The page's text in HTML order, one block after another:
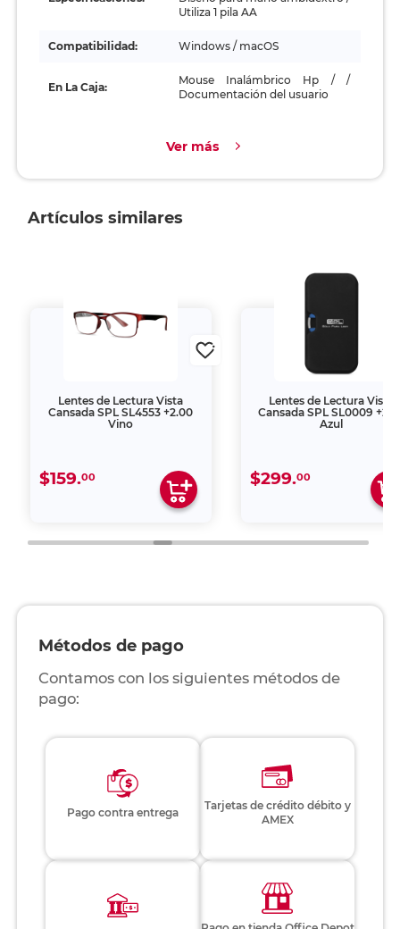
Utiliza 1 pila AA
Compatibilidad: Windows / macOS
En La Caja:
Mouse Inalámbrico Hp / /
Documentación del usuario
Ver más
Artículos similares
Lentes de Lectura Vista
Cansada SPL SL4553 +2.00
Vino
$159.00
Lentes de Lectura Vista
Cansada SPL SL0009
Azul
$299.00
Métodos de pago
Contamos con los siguientes métodos de
pago:
Pago contra entrega
Tarjetas de crédito débito y
AMEX